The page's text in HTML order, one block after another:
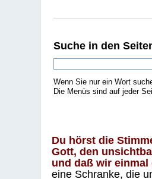
Suche in den
Wenn Sie nur ein Wort
Die Menüs sind auf jeder
Du hörst die
Gott, den
und daß wir
eine Schranke, die